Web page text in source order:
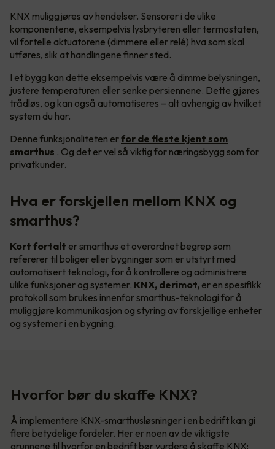
KNX muliggjøres av hendelser. Sensorer i de ulike
komponentene, eksempelvis lysbryteren eller termostaten,
vil fortelle aktuatorene (dimmere eller relé) hva som skal
utføres, slik at handlingene finner sted.
I et bygg kan dette eksempelvis være å dimme belysningen,
justere temperaturen eller senke persiennene. Dette gjøres
trådløs, og kan også automatiseres – alt avhengig av hvilket
system du har.
Denne funksjonaliteten erfor de fleste kjent som
smarthus . Og det er vel så viktig for næringsbygg som for
privatkunder.
Hva er forskjellen mellom KNX og
smarthus?
Kort fortalt er smarthus et overordnet begrep som
refererer til boliger eller bygninger som er utstyrt med
automatisert teknologi, for å kontrollere og administrere
ulike funksjoner og systemer. KNX, derimot, er en spesifikk
protokoll som brukes innenfor smarthus-teknologi for å
muliggjøre kommunikasjon og styring av forskjellige enheter
og systemer i en bygning.
Hvorfor bør du skaffe KNX?
Å implementere KNX-smarthusløsninger i en bedrift kan gi
flere betydelige fordeler. Her er noen av de viktigste
grunnene til hvorfor en bedrift bør vurdere å skaffe KNX: